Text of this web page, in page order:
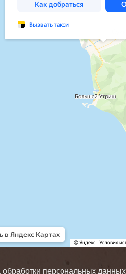
обработки персональных данных